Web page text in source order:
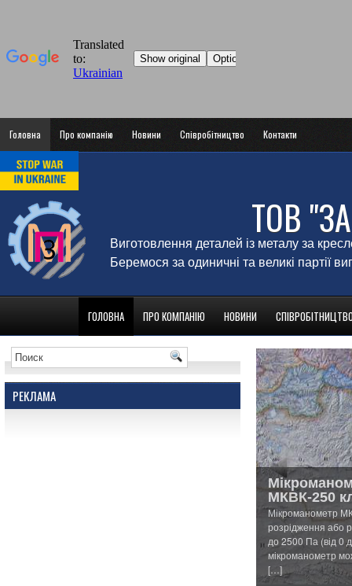
Головна Про компанію Новини Співробітництво Контакти
ТОВ
Виготовлення деталей із металу за
Беремося за одиничні та великі партії
ГОЛОВНА ПРО КОМПАНІЮ НОВИНИ
РЕКЛАМА
МКВК-250
Мікроманометр
розрідження або
до 2500 Па (від 0
мікроманометр
[…]